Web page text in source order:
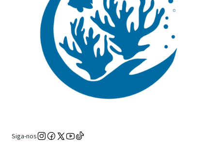
Siga-nos